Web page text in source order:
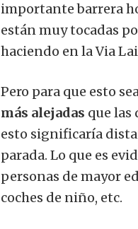
importante barrera
están muy tocadas
haciendo en la Via
Pero para que esto
más alejadas que las
esto significaría
parada. Lo que es
personas de mayor
coches de niño, etc.